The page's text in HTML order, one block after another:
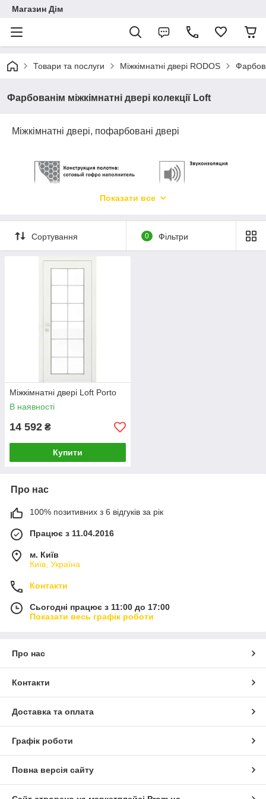
Магазин Дім
Товари та послуги Міжкімнатні двері RODOS
Фарбованім міжкімнатні двері колекції Loft
Міжкімнатні двері, пофарбовані двері
Показати все
Сортування 0 Фільтри
Міжкімнатні двері Loft Porto
В наявності
14 592 ₴
Купити
Про нас
100% позитивних з 6 відгуків за рік
Працює з 11.04.2016
м. Київ
Київ, Україна
Контакти
Сьогодні працює з 11:00 до 17:00
Показати весь графік роботи
Про нас
Контакти
Доставка та оплата
Графік роботи
Повна версія сайту